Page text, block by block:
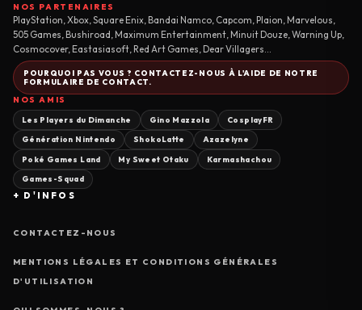
NOS PARTENAIRES
PlayStation, Xbox, Square Enix, Bandai Namco, Capcom, Plaion, Marvelous,
505 Games, Bushiroad, Maximum Entertainment, Minuit Douze, Warning Up,
Cosmocover, Eastasiasoft, Red Art Games, Dear Villagers...
POURQUOI PAS VOUS ? CONTACTEZ-NOUS À L'AIDE DE NOTRE
FORMULAIRE DE CONTACT.
NOS AMIS
Les Players du Dimanche Gino Mazzola CosplayFR
Génération Nintendo ShokoLatte Azazelyne
Poké Games Land My Sweet Otaku Karmashachou
Games-Squad
+ D'INFOS
CONTACTEZ-NOUS
MENTIONS LÉGALES ET CONDITIONS GÉNÉRALES
D'UTILISATION